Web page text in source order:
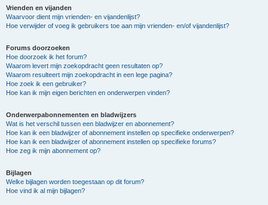
Vrienden en vijanden
Waarvoor dient mijn vrienden- en vijandenlijst?
Hoe verwijder of voeg ik gebruikers toe aan mijn vrienden- en/of vijandenlijst?
Forums doorzoeken
Hoe doorzoek ik het forum?
Waarom levert mijn zoekopdracht geen resultaten op?
Waarom resulteert mijn zoekopdracht in een lege pagina?
Hoe zoek ik een gebruiker?
Hoe kan ik mijn eigen berichten en onderwerpen vinden?
Onderwerpabonnementen en bladwijzers
Wat is het verschil tussen een bladwijzer en abonnement?
Hoe kan ik een bladwijzer of abonnement instellen op specifieke onderwerpen?
Hoe kan ik een bladwijzer of abonnement instellen op specifieke forums?
Hoe zeg ik mijn abonnement op?
Bijlagen
Welke bijlagen worden toegestaan op dit forum?
Hoe vind ik al mijn bijlagen?